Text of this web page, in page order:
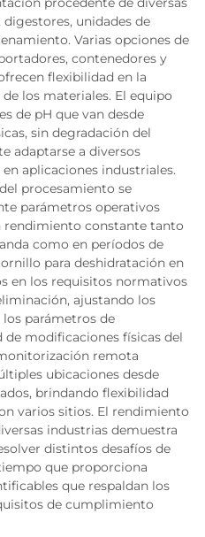
unidades de
Varias opciones de
contenedores y
flexibilidad en la
los materiales. El equipo
de pH que van desde
sin degradación del
adaptarse a diversos
aplicaciones industriales.
procesamiento se
parámetros operativos
rendimiento constante tanto
como en períodos de
para deshidratación en
en los requisitos normativos
ajustando los
parámetros de
modificaciones físicas del
remota
ubicaciones desde
brindando flexibilidad
varios sitios. El rendimiento
industrias demuestra
distintos desafíos de
que proporciona
que respaldan los
de cumplimiento